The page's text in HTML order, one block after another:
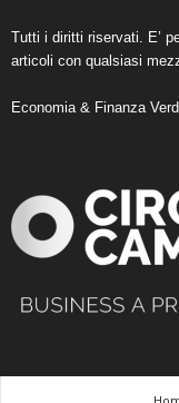
Tutti i diritti riservati. E’
articoli con qualsiasi
Economia & Finanza